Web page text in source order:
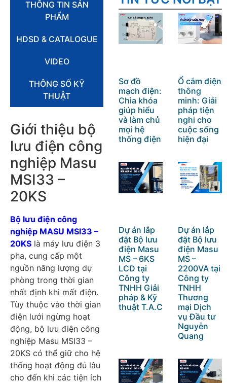
THÔNG TIN SẢN
PHẨM
HDSD & CATALOGUE
VIDEO
THÔNG SỐ KỸ
THUẬT
Giới thiệu bộ
lưu điện công
nghiệp Masu
MSI33 –
20KS
Bộ lưu điện công
nghiệp MASU MSI33 –
20KS là máy lưu điện 3
pha, cung cấp một
nguồn năng lượng dự
phòng trong thời gian
nhất định khi mất điện.
Tùy thuộc vào thời gian
điện lưới ngừng hoạt
động, bộ lưu điện công
nghiệp Masu MSI33 –
20KS có thể giữ cho hệ
thống hoạt động đủ lâu
cho đến khi các tiện ích
Sơ đồ
mạch điện:
Chìa khóa
giúp hiểu
và làm chủ
mọi hệ
thống điện
Ổ cắm điện
thông
minh: Giải
pháp tiện
nghi cho
cuộc sống
hiện đại
Dự án lắp
đặt Bộ lưu
điện Masu
MS – 6KS
LCD tại
Công ty
TNHH Giải
pháp & Kỹ
thuật T.A.C
Dự án lắp
đặt Bộ lưu
điện Masu
MS –
2200VA tại
Công ty
TNHH
Thương
mại Dịch
vụ Đầu tư
Nguyễn
Quang